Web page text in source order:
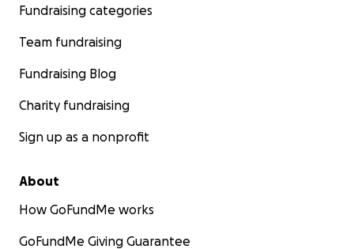
Fundraising categories
Team fundraising
Fundraising Blog
Charity fundraising
Sign up as a nonprofit
About
How GoFundMe works
GoFundMe Giving Guarantee